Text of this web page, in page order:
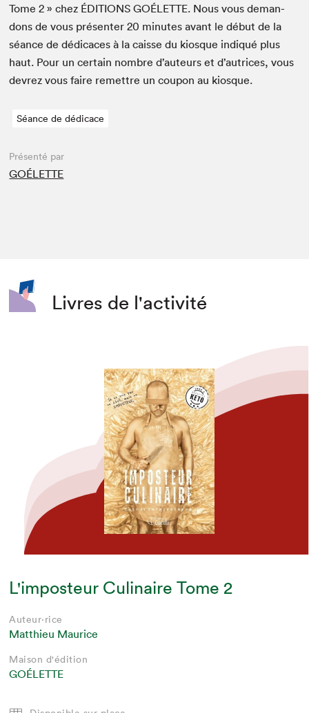
Tome2 » chez ÉDI­TIONS GOÉLETTE. Nous vous deman­
dons de vous présen­ter20 min­utes avant le début de la
séance de dédi­caces à la caisse du kiosque indiqué plus
haut. Pour un cer­tain nom­bre d’auteurs et d’autrices, vous
devrez vous faire remet­tre un coupon au kiosque.
Séance de dédicace
Présenté par
GOÉLETTE
Livres de l'activité
L'imposteur Culinaire Tome 2
Auteur·rice
Matthieu Maurice
Maison d'édition
GOÉLETTE